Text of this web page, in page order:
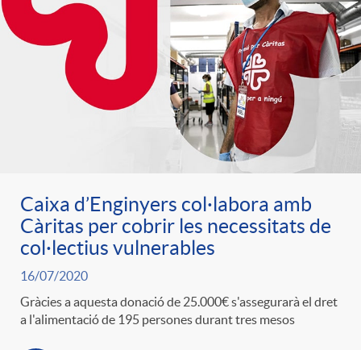
Caixa d’Enginyers col·labora amb
Càritas per cobrir les necessitats de
col·lectius vulnerables
16/07/2020
Gràcies a aquesta donació de 25.000€ s'assegurarà el dret
a l'alimentació de 195 persones durant tres mesos